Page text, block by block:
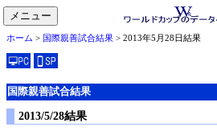
メニュー
toggle
navigation
ホーム > 国際親善試合結果 > 2013年5月28日結果
国際親善試合結果
2013/5/28結果